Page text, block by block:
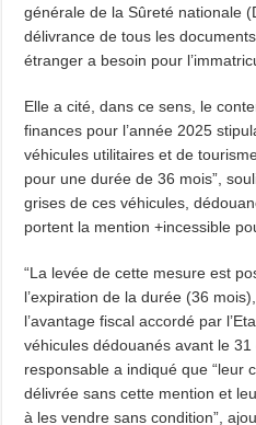
générale de la Sûreté nationale
délivrance de tous les
étranger a besoin pour
Elle a cité, dans ce sens, le
finances pour l’année 2025
véhicules utilitaires et de
pour une durée de 36 mois”,
grises de ces véhicules,
portent la mention +incessible
“La levée de cette mesure est
l’expiration de la durée (36
l’avantage fiscal accordé par
véhicules dédouanés avant le
responsable a indiqué que “leur
délivrée sans cette mention et
à les vendre sans condition”,